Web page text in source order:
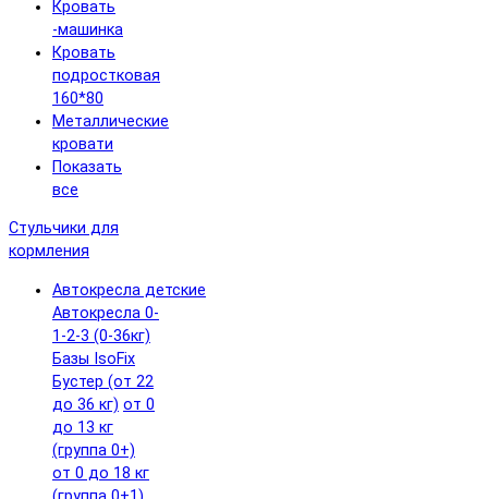
Кровать
-машинка
Кровать
подростковая
160*80
Металлические
кровати
Показать
все
Стульчики для
кормления
Автокресла детские
Автокресла 0-
1-2-3 (0-36кг)
Базы IsoFix
Бустер (от 22
до 36 кг) от 0
до 13 кг
(группа 0+)
от 0 до 18 кг